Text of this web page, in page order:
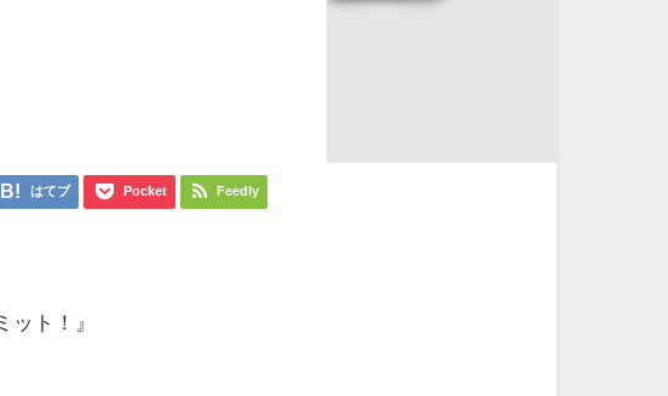
はてブ Pocket Feedly
ット！』